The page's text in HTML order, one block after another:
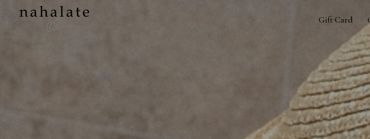
Gift Card